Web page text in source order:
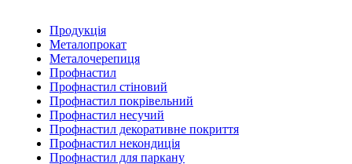
Продукція
Металопрокат
Металочерепиця
Профнастил
Профнастил стіновий
Профнастил покрівельний
Профнастил несучий
Профнастил декоративне покриття
Профнастил некондиція
Профнастил для паркану